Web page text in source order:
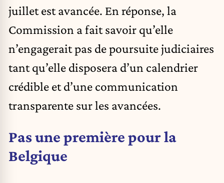
juillet est avancée. En réponse, la
Commission a fait savoir qu’elle
n’engagerait pas de poursuite judiciaires
tant qu’elle disposera d’un calendrier
crédible et d’une communication
transparente sur les avancées.
Pas une première pour la
Belgique